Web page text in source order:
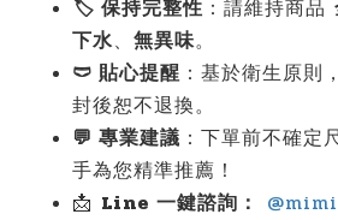
🏷️ 保持完整性 ：請維持商品
下水、 無異味。
🩲 貼心提醒 ：基於衛生原則
封後恕不退換。
💬 專業建議 ：下單前不確定
手為您精準推薦！
📩 Line 一鍵諮詢：